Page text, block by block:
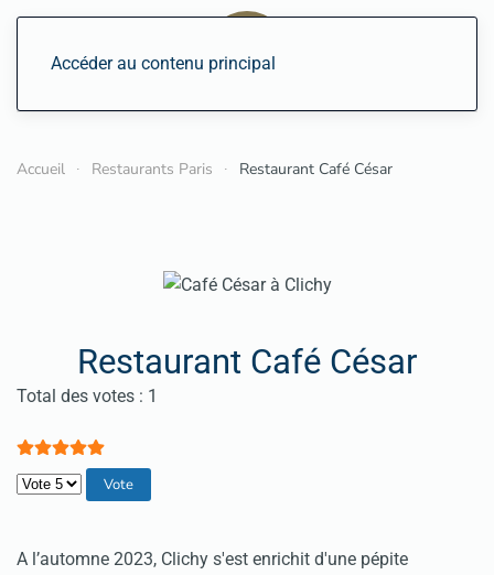
Accéder au contenu principal
Accueil Restaurants Paris Restaurant Café César
Restaurant Café César
Vote utilisateur:5/
Total des votes : 1
Veuillez voter
A l’automne 2023, Clichy s'est enrichit d'une pépite